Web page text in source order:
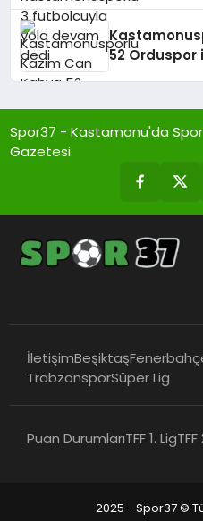
52 Orduspor
Spor37 - Kastamonu'da
Gazetesi
İletişimBeşiktaş
TrabzonsporSüper Lig
Puan DurumlarıTFF 1. LigTFF
2025 - Spor37 ©